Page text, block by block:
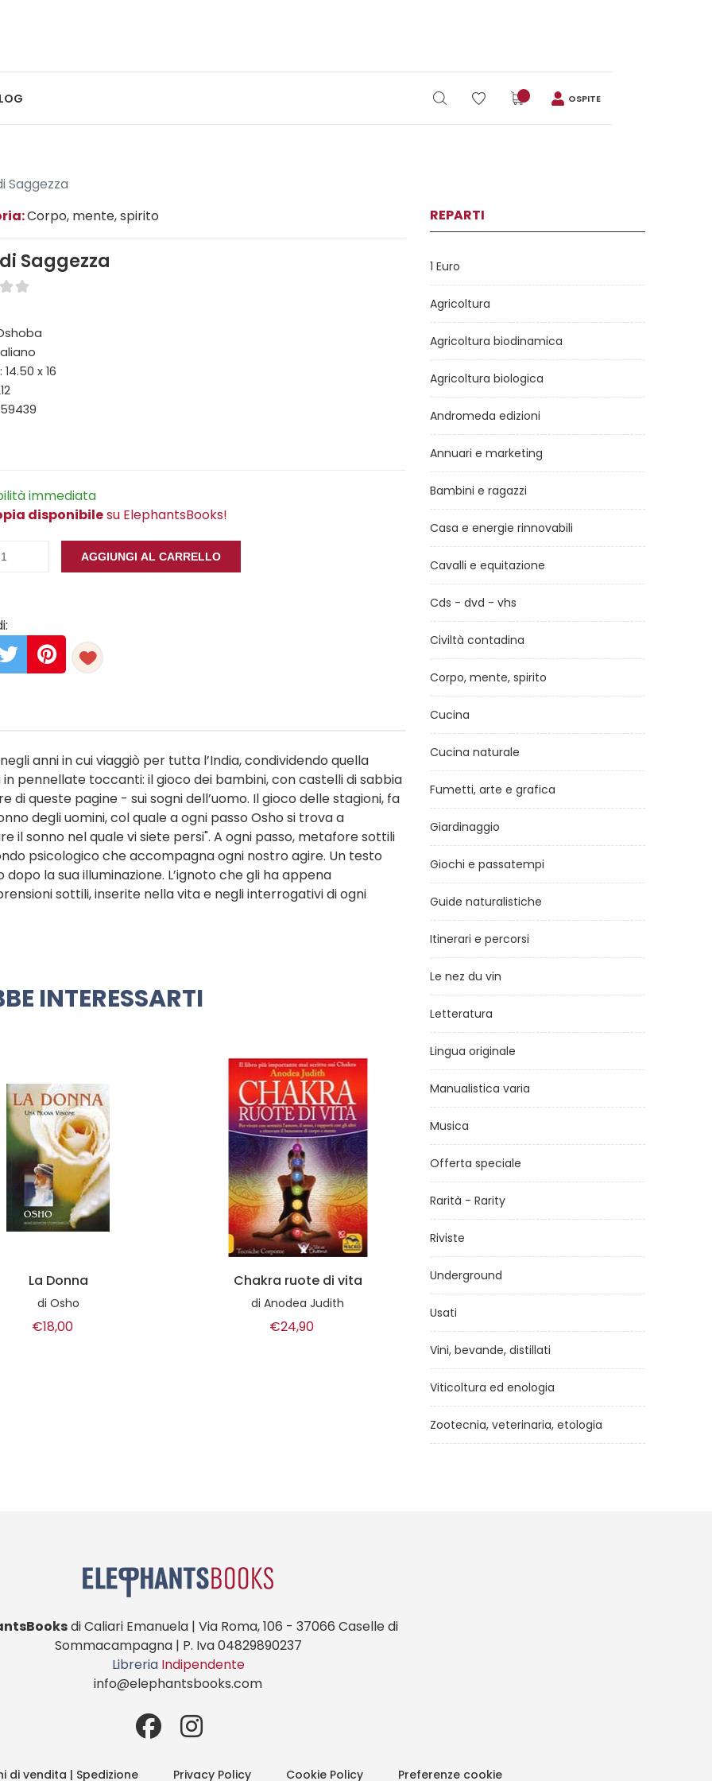
OSPITE
Saggezza
Corpo, mente, spirito
Saggezza
x 16
immediata
disponibilesu ElephantsBooks!
AGGIUNGI AL CARRELLO
anni in cui viaggiò per tutta l’India, condividendo quella
pennellate toccanti: il gioco dei bambini, con castelli di sabbia
queste pagine - sui sogni dell’uomo. Il gioco delle stagioni, fa
degli uomini, col quale a ogni passo Osho si trova a
il sonno nel quale vi siete persi". A ogni passo, metafore sottili
psicologico che accompagna ogni nostro agire. Un testo
la sua illuminazione. L’ignoto che gli ha appena
sottili, inserite nella vita e negli interrogativi di ogni
INTERESSARTI
Chakra ruote di vita
Anodea Judith
€24,90
Vedere senza sforzo
di Giorgio Ferrario
€16,50
Il parto a fumetti
€18,00
REPARTI
1 Euro
Agricoltura
Agricoltura biodinamica
Agricoltura biologica
Andromeda edizioni
Annuari e marketing
Bambini e ragazzi
Casa e energie rinnovabili
Cavalli e equitazione
Cds - dvd - vhs
Civiltà contadina
Corpo, mente, spirito
Cucina
Cucina naturale
Fumetti, arte e grafica
Giardinaggio
Giochi e passatempi
Guide naturalistiche
Itinerari e percorsi
Le nez du vin
Letteratura
Lingua originale
Manualistica varia
Musica
Offerta speciale
Rarità - Rarity
Riviste
Underground
Usati
Vini, bevande, distillati
Viticoltura ed enologia
Zootecnia, veterinaria, etologia
di Caliari Emanuela | Via Roma, 106 - 37066 Caselle di
Sommacampagna | P. Iva 04829890237
Libreria Indipendente
info@elephantsbooks.com
di vendita | Spedizione Privacy Policy Cookie Policy Preferenze cookie